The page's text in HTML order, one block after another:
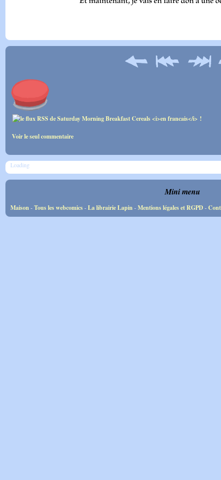
Voir le seul commentaire
Loading
Mini menu
Maison-Tous les webcomics-La librairie Lapin-Mentions légales et RGPD-